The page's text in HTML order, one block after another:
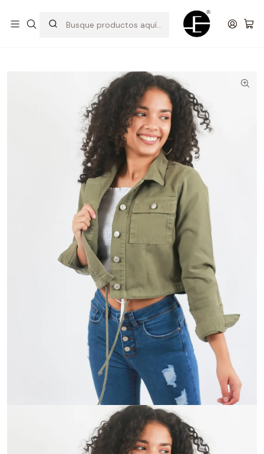
Prendas cómodas y exclusivas para renovar tu estilo
Casaca Oversizes Corta - Verde Olivo